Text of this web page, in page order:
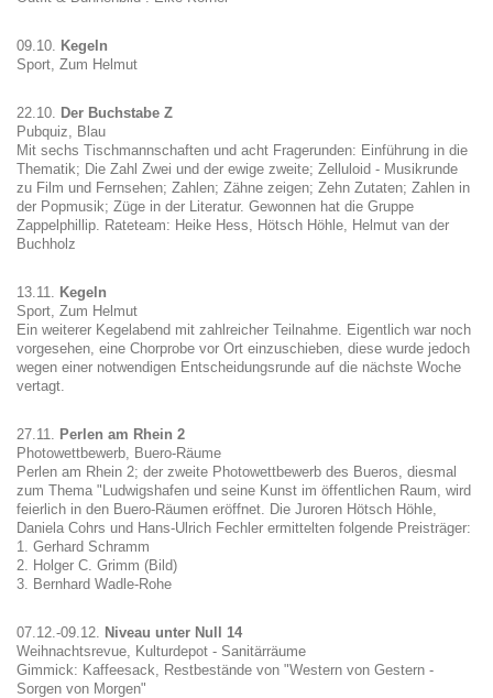
09.10. Kegeln
Sport, Zum Helmut
22.10. Der Buchstabe Z
Pubquiz, Blau
Mit sechs Tischmannschaften und acht Fragerunden: Einführung in die
Thematik; Die Zahl Zwei und der ewige zweite; Zelluloid - Musikrunde
zu Film und Fernsehen; Zahlen; Zähne zeigen; Zehn Zutaten; Zahlen in
der Popmusik; Züge in der Literatur. Gewonnen hat die Gruppe
Zappelphillip. Rateteam: Heike Hess, Hötsch Höhle, Helmut van der
Buchholz
13.11. Kegeln
Sport, Zum Helmut
Ein weiterer Kegelabend mit zahlreicher Teilnahme. Eigentlich war noch
vorgesehen, eine Chorprobe vor Ort einzuschieben, diese wurde jedoch
wegen einer notwendigen Entscheidungsrunde auf die nächste Woche
vertagt.
27.11. Perlen am Rhein 2
Photowettbewerb, Buero-Räume
Perlen am Rhein 2; der zweite Photowettbewerb des Bueros, diesmal
zum Thema "Ludwigshafen und seine Kunst im öffentlichen Raum, wird
feierlich in den Buero-Räumen eröffnet. Die Juroren Hötsch Höhle,
Daniela Cohrs und Hans-Ulrich Fechler ermittelten folgende Preisträger:
1. Gerhard Schramm
2. Holger C. Grimm (Bild)
3. Bernhard Wadle-Rohe
07.12.-09.12. Niveau unter Null 14
Weihnachtsrevue, Kulturdepot - Sanitärräume
Gimmick: Kaffeesack, Restbestände von "Western von Gestern -
Sorgen von Morgen"